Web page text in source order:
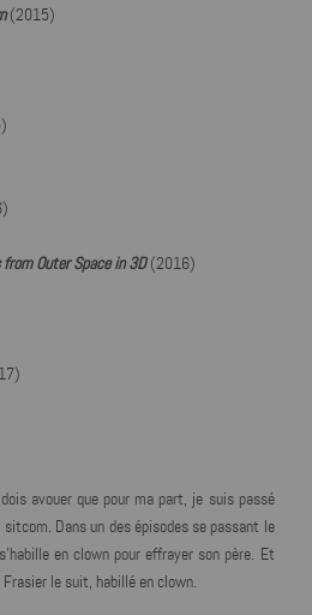
(2015)
Outer Space in 3D(2016)
avouer que pour ma part, je suis passé
Dans un des épisodes se passant le
en clown pour effrayer son père. Et
le suit, habillé en clown.